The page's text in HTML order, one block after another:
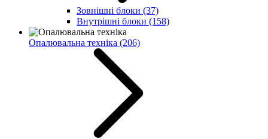
Зовнішні блоки (37)
Внутрішні блоки (158)
Опалювальна техніка (206)